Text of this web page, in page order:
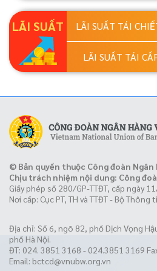
LÃI SUẤT LÃI SUẤT TÁI
LÃI SUẤT TÁI
© Bản quyền thuộc Công đoàn Ngân
Chịu trách nhiệm nội dung: Công
Giấy phép số 280/GP-TTĐT, cấp ngày
Nơi cấp: Cục PT, TH và TTĐT - Bộ
Địa chỉ: Số 6, ngõ 82, phố Dịch Vọng
phố Hà Nội.
ĐT: 024. 3851 3168 - 024.3851 3169
Email: bctcd@vnubw.org.vn